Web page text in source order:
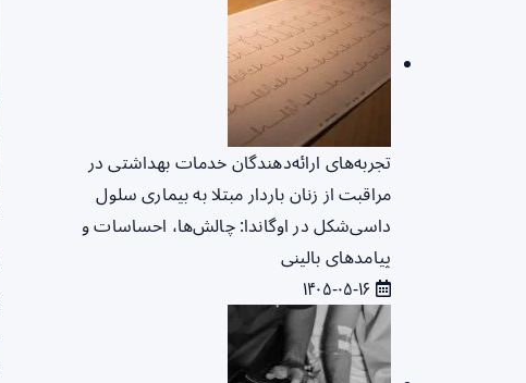
تجربه‌های ارائه‌دهندگان خدمات بهداشتی در
مراقبت از زنان باردار مبتلا به بیماری سلول
داسی‌شکل در اوگاندا: چالش‌ها، احساسات و
پیامدهای بالینی